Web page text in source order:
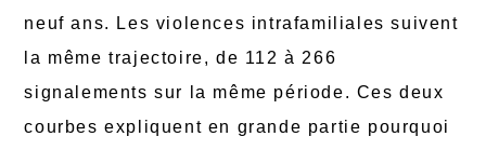
neuf ans. Les violences intrafamiliales suivent
la même trajectoire, de 112 à 266
signalements sur la même période. Ces deux
courbes expliquent en grande partie pourquoi